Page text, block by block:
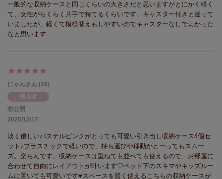
一般的な収納ケースと同じくらいの大きさだと思いますがとにかく軽く
て、女性がらくらく片手で持てるくらいです。キャスター付きと迷って
いましたが、軽くて模様替えもしやすいのでキャスターなしでよかった
なと思います
にゃん
26
購入者
非公開
2025/12/17
淡く優しいパステルピンクがとっても可愛い引き出し収納ケース4個セ
ット♪プラスチックで軽いので、持ち運びや移動がとーってもスムー
ズ。楽ちんです。収納ケースは重ねても並べても使えるので、お部屋に
合わせて自由にレイアウトが叶います♡ベッド下のスキマやキッズルー
ムに置いても可愛いです♥スペースを賢く使えるこちらの収納ケースが